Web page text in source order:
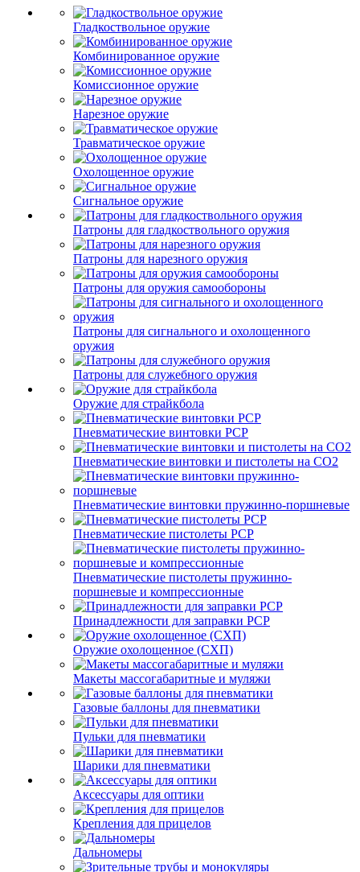
Гладкоствольное оружие
Комбинированное оружие
Комиссионное оружие
Нарезное оружие
Травматическое оружие
Охолощенное оружие
Сигнальное оружие
Патроны для гладкоствольного оружия
Патроны для нарезного оружия
Патроны для оружия самообороны
Патроны для сигнального и охолощенного
оружия
Патроны для служебного оружия
Оружие для страйкбола
Пневматические винтовки PCP
Пневматические винтовки и пистолеты на CO2
Пневматические винтовки пружинно-поршневые
Пневматические пистолеты PCP
Пневматические пистолеты пружинно-
поршневые и компрессионные
Принадлежности для заправки PCP
Оружие охолощенное (СХП)
Макеты массогабаритные и муляжи
Газовые баллоны для пневматики
Пульки для пневматики
Шарики для пневматики
Аксессуары для оптики
Крепления для прицелов
Дальномеры